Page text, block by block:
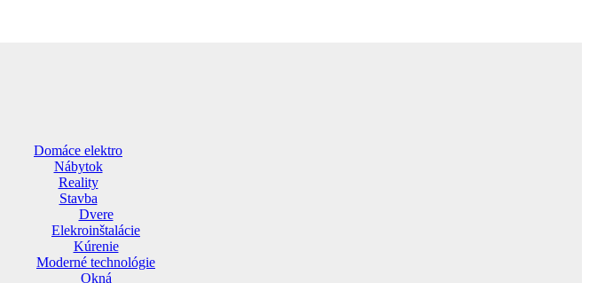
Domáce elektro
Nábytok
Reality
Stavba
Dvere
Elekroinštalácie
Kúrenie
Moderné technológie
Okná